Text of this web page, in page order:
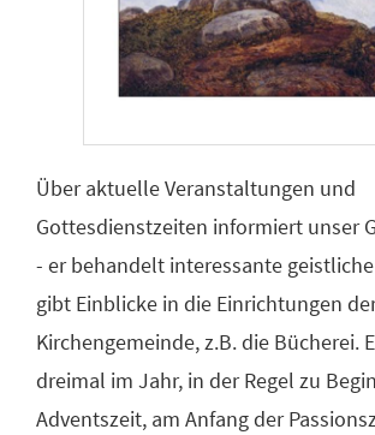
Über aktuelle Veranstaltungen und
Gottesdienstzeiten informiert unser
- er behandelt interessante
gibt Einblicke in die Einrichtungen
Kirchengemeinde, z.B. die Bücherei.
dreimal im Jahr, in der Regel zu
Adventszeit, am Anfang der